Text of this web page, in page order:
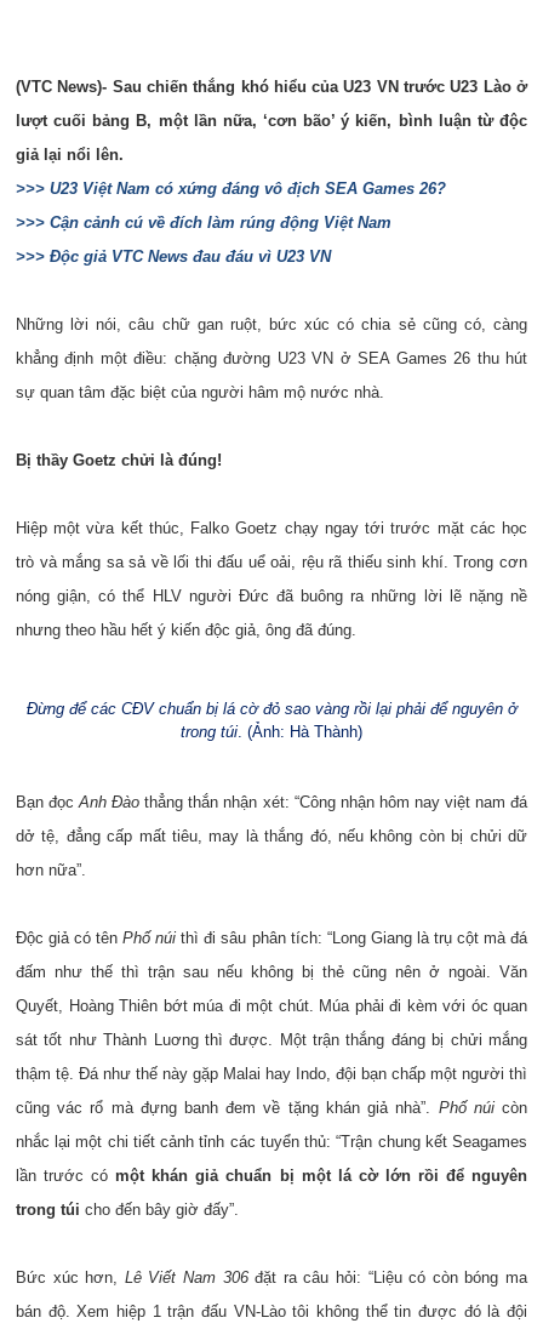
(VTC News)- Sau chiến thắng khó hiểu của U23 VN trước U23 Lào ở
lượt cuối bảng B, một lần nữa, ‘cơn bão’ ý kiến, bình luận từ độc
giả lại nổi lên.
>>> U23 Việt Nam có xứng đáng vô địch SEA Games 26?
>>> Cận cảnh cú về đích làm rúng động Việt Nam
>>> Độc giả VTC News đau đáu vì U23 VN
Những lời nói, câu chữ gan ruột, bức xúc có chia sẻ cũng có, càng
khẳng định một điều: chặng đường U23 VN ở SEA Games 26 thu hút
sự quan tâm đặc biệt của người hâm mộ nước nhà.
Bị thầy Goetz chửi là đúng!
Hiệp một vừa kết thúc, Falko Goetz chạy ngay tới trước mặt các học
trò và mắng sa sả về lối thi đấu uể oải, rệu rã thiếu sinh khí. Trong cơn
nóng giận, có thể HLV người Đức đã buông ra những lời lẽ nặng nề
nhưng theo hầu hết ý kiến độc giả, ông đã đúng.
Đừng để các CĐV chuẩn bị lá cờ đỏ sao vàng rồi lại phải để nguyên ở
trong túi. (Ảnh: Hà Thành)
Bạn đọcAnh Đào thẳng thắn nhận xét: “Công nhận hôm nay việt nam đá
dở tệ, đẳng cấp mất tiêu, may là thắng đó, nếu không còn bị chửi dữ
hơn nữa”.
Độc giả có tênPhố núi thì đi sâu phân tích: “Long Giang là trụ cột mà đá
đấm như thế thì trận sau nếu không bị thẻ cũng nên ở ngoài. Văn
Quyết, Hoàng Thiên bớt múa đi một chút. Múa phải đi kèm với óc quan
sát tốt như Thành Luơng thì được. Một trận thắng đáng bị chửi mắng
thậm tệ. Đá như thế này gặp Malai hay Indo, đội bạn chấp một người thì
cũng vác rổ mà đựng banh đem về tặng khán giả nhà”. Phố núicòn
nhắc lại một chi tiết cảnh tỉnh các tuyển thủ: “Trận chung kết Seagames
lần trước cómột khán giả chuẩn bị một lá cờ lớn rồi để nguyên
trong túi cho đến bây giờ đấy”.
Bức xúc hơn, Lê Viết Nam 306đặt ra câu hỏi: “Liệu có còn bóng ma
bán độ. Xem hiệp 1 trận đấu VN-Lào tôi không thể tin được đó là đội